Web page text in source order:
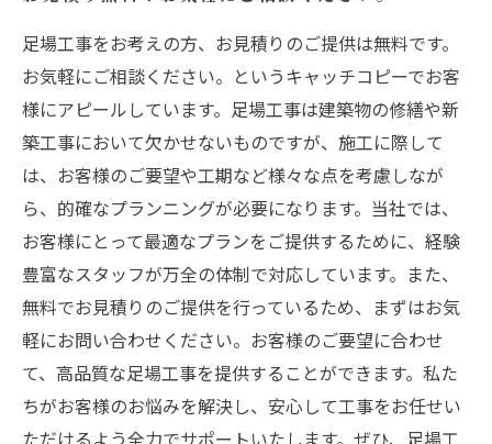
足場工事をお考えの方、お見積りのご提供は無料です。
お気軽にご相談ください。というキャッチコピーでお客
様にアピールしています。足場工事は建築物の修繕や新
築工事において欠かせないものですが、施工に際して
は、お客様のご要望や工期など様々な点を考慮しなが
ら、的確なプランニングが必要になります。当社では、
お客様にとって最適なプランをご提供するために、経験
豊富なスタッフが万全の体制で対応しています。また、
無料でお見積りのご提供を行っているため、まずはお気
軽にお問い合わせください。お客様のご要望に合わせ
て、高品質な足場工事を提供することができます。私た
ちがお客様のお悩みを解決し、安心して工事をお任せい
ただけるよう全力でサポートいたします。ぜひ、足場工